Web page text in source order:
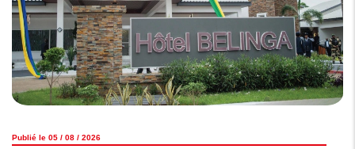
Publié le 05 / 08 / 2026